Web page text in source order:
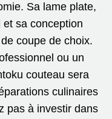
Sa lame plate,
sa conception
coupe de choix.
ou un
couteau sera
culinaires
pas à investir dans